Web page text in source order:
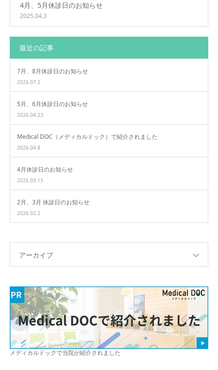
4月、5月休診日のお知らせ
2025.04.3
最近の記事
7月、8月休診日のお知らせ
2026.07.2
5月、6月休診日のお知らせ
2026.04.23
Medical DOC（メディカルドック）で紹介されました
2026.04.8
4月休診日のお知らせ
2026.03.15
2月、3月 休診日のお知らせ
2026.02.2
アーカイブ
メディカルドックで当院が紹介されました